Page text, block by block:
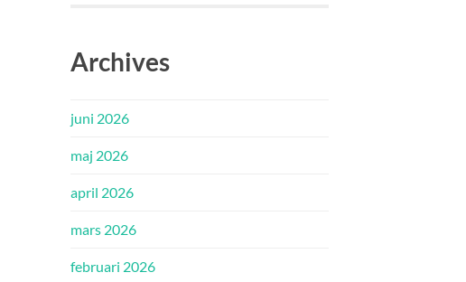
Archives
juni 2026
maj 2026
april 2026
mars 2026
februari 2026